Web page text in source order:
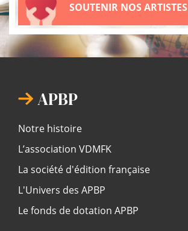
SOUTENIR NOS ARTISTES
APBP
Notre histoire
L’association VDMFK
La société d'édition française
L'Univers des APBP
Le fonds de dotation APBP